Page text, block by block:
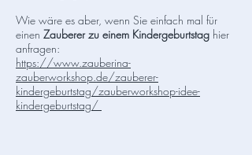
Wie wäre es aber, wenn Sie einfach mal für
einen Zauberer zu einem Kindergeburtstag hier
anfragen:
https://www.zauberina-
zauberworkshop.de/zauberer-
kindergeburtstag/zauberworkshop-idee-
kindergeburtstag/